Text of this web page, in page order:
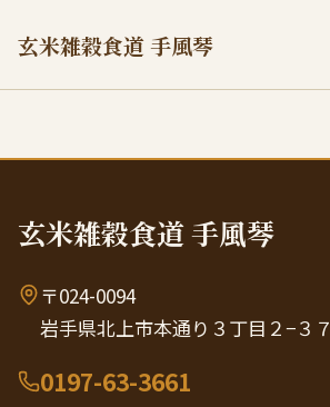
玄米雑穀食道 手風琴
玄米雑穀食道 手風琴
〒024-0094
岩手県北上市本通り３丁目２−３７
0197-63-3661